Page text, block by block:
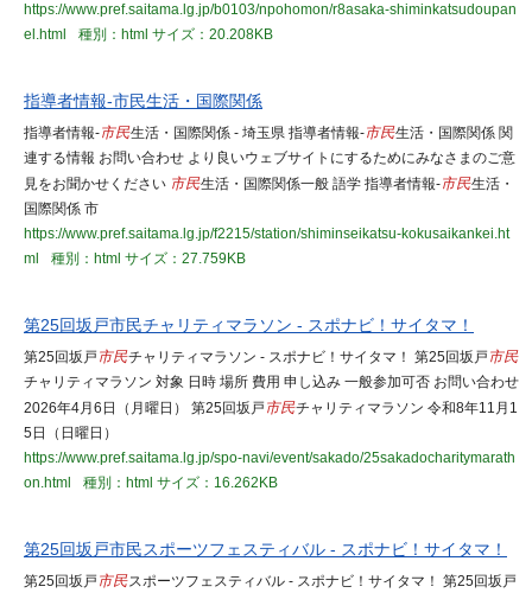
https://www.pref.saitama.lg.jp/b0103/npohomon/r8asaka-shiminkatsudoupan
el.html
種別：html サイズ：20.208KB
指導者情報-市民生活・国際関係
指導者情報-市民生活・国際関係 - 埼玉県 指導者情報-市民生活・国際関係 関
連する情報 お問い合わせ より良いウェブサイトにするためにみなさまのご意
見をお聞かせください 市民生活・国際関係一般 語学 指導者情報-市民生活・
国際関係 市
https://www.pref.saitama.lg.jp/f2215/station/shiminseikatsu-kokusaikankei.ht
ml
種別：html サイズ：27.759KB
第25回坂戸市民チャリティマラソン - スポナビ！サイタマ！
第25回坂戸 市民チャリティマラソン - スポナビ！サイタマ！ 第25回坂戸 市民
チャリティマラソン 対象 日時 場所 費用 申し込み 一般参加可否 お問い合わせ
2026年4月6日（月曜日） 第25回坂戸 市民チャリティマラソン 令和8年11月1
5日（日曜日）
https://www.pref.saitama.lg.jp/spo-navi/event/sakado/25sakadocharitymarath
on.html
種別：html サイズ：16.262KB
第25回坂戸市民スポーツフェスティバル - スポナビ！サイタマ！
第25回坂戸 市民スポーツフェスティバル - スポナビ！サイタマ！ 第25回坂戸